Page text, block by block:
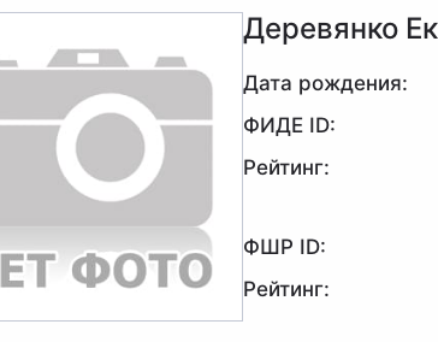
Деревянко
Дата рождения:
ФИДЕ ID:
Рейтинг:
ФШР ID:
Рейтинг: